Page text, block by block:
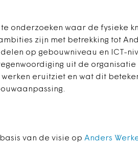
te onderzoeken waar de fysieke
zijn met betrekking tot
op gebouwniveau en ICT-
uit de
werken eruitziet en wat dit
van de visie op Anders